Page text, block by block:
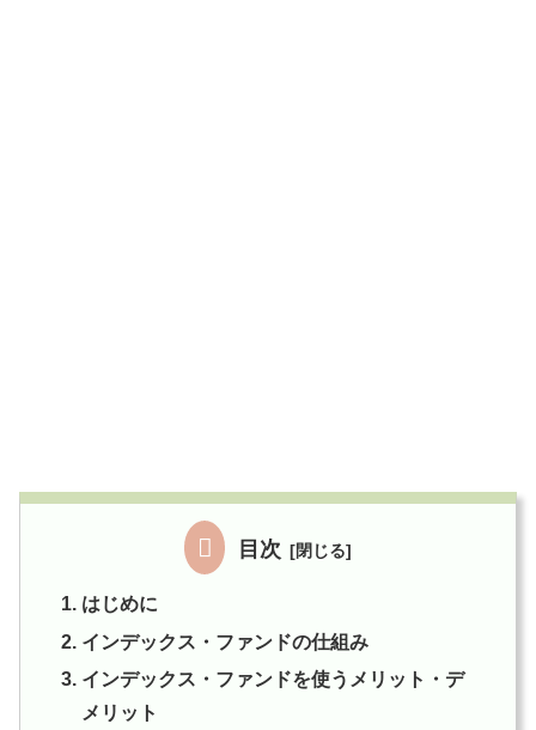
目次
はじめに
インデックス・ファンドの仕組み
インデックス・ファンドを使うメリット・デ
メリット